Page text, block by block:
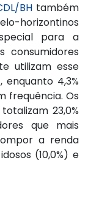
BH também
horizontinos
para a
consumidores
utilizam esse
enquanto 4,3%
frequência. Os
23,0%
que mais
a renda
(10,0%) e